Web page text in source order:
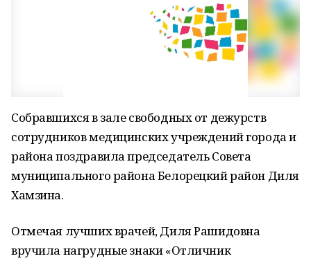
Собравшихся в зале свободных от дежурств
сотрудников медицинских учреждений города и
района поздравила председатель Совета
муниципального района Белорецкий район Диля
Хамзина.
Отмечая лучших врачей, Диля Рашидовна
вручила нагрудные знаки «Отличник